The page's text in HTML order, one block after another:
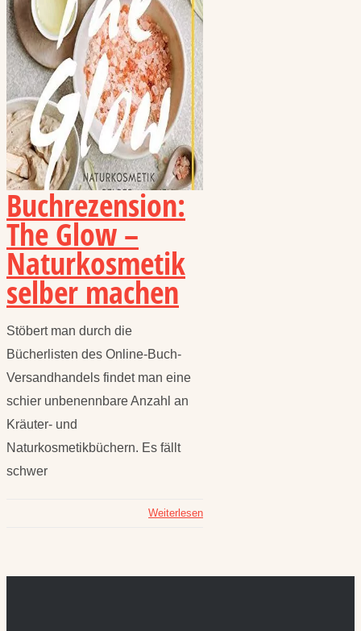
Buchrezension:
The Glow –
Naturkosmetik
selber machen
Stöbert man durch die
Bücherlisten des Online-Buch-
Versandhandels findet man eine
schier unbenennbare Anzahl an
Kräuter- und
Naturkosmetikbüchern. Es fällt
schwer
Weiterlesen